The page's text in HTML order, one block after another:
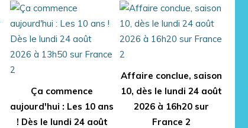
Ça commence
aujourd'hui : Les 10 ans
! Dès le lundi 24 août
Affaire conclue, saison
10, dès le lundi 24 août
2026 à 16h20 sur
France 2